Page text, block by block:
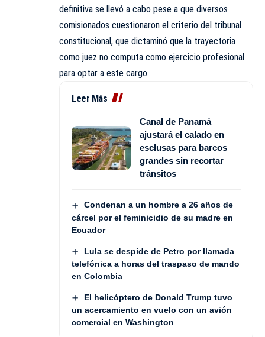
definitiva se llevó a cabo pese a que diversos
comisionados cuestionaron el criterio del tribunal
constitucional, que dictaminó que la trayectoria
como juez no computa como ejercicio profesional
para optar a este cargo.
Leer Más
Canal de Panamá
ajustará el calado en
esclusas para barcos
grandes sin recortar
tránsitos
Condenan a un hombre a 26 años de
cárcel por el feminicidio de su madre en
Ecuador
Lula se despide de Petro por llamada
telefónica a horas del traspaso de mando
en Colombia
El helicóptero de Donald Trump tuvo
un acercamiento en vuelo con un avión
comercial en Washington